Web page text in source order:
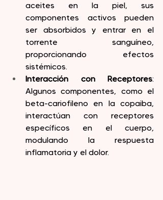
aceites en la piel, sus
componentes activos pueden
ser absorbidos y entrar en el
torrente sanguíneo,
proporcionando efectos
sistémicos.
Interacción con Receptores:
Algunos componentes, como el
beta-cariofileno en la copaiba,
interactúan con receptores
específicos en el cuerpo,
modulando la respuesta
inflamatoria y el dolor.